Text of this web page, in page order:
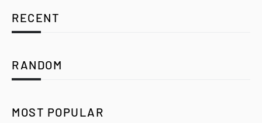
RECENT
RANDOM
MOST POPULAR